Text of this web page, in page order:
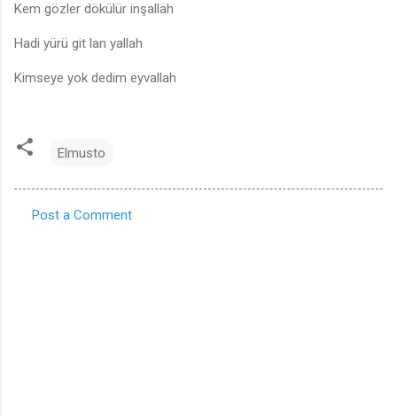
Kem gözler dökülür inşallah
Hadi yürü git lan yallah
Kimseye yok dedim eyvallah
Elmusto
Post a Comment